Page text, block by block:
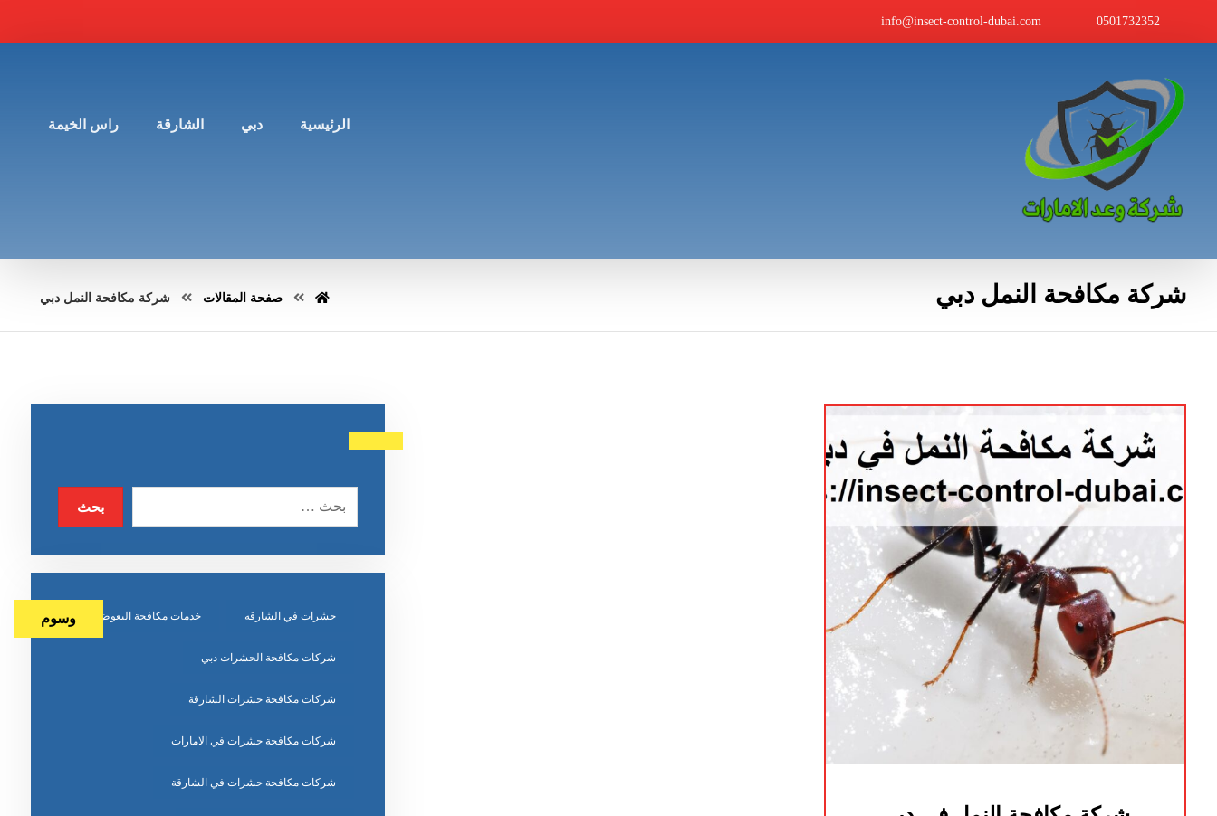
0501732352
info@insect-control-dubai.com
الرئيسية دبي الشارقة راس الخيمة
شركة مكافحة النمل دبي صفحة المقالات شركة مكافحة النمل دبي
وسوم حشرات في الشارقه خدمات مكافحة البعوض
شركات مكافحة الحشرات دبي
شركات مكافحة حشرات الشارقة
شركات مكافحة حشرات في الامارات
شركات مكافحة حشرات في الشارقة